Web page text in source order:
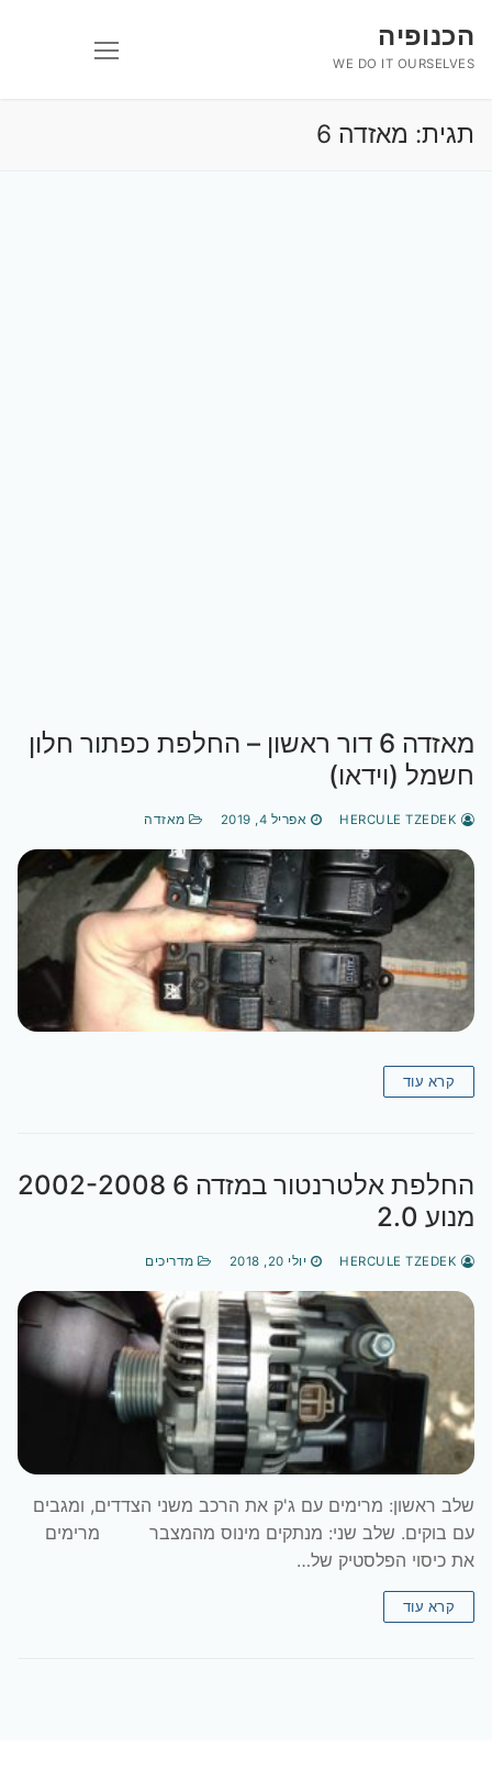
לתוכןהכנופיה
WE DO IT OURSELVES
תגית: מאזדה 6
מאזדה 6 דור ראשון – החלפת כפתור חלון
חשמל (וידאו)
אפריל 4, 2019 מאזדה
קרא עוד
החלפת אלטרנטור במזדה 6 2002-2008
מנוע 2.0
יולי 20, 2018 מדריכים
שלב ראשון: מרימים עם ג'ק את הרכב משני הצדדים, ומגבים
עם בוקים. שלב שני: מנתקים מינוס מהמצבר מרימים
את כיסוי הפלסטיק של…
קרא עוד